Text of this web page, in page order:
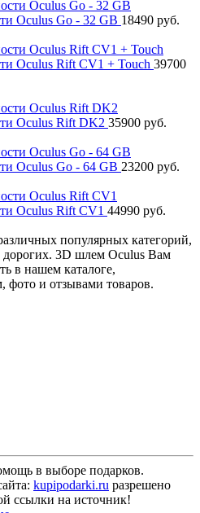
Oculus Go - 32 GB 18490 руб.
Oculus Rift CV1 + Touch 39700
Oculus Rift DK2 35900 руб.
Oculus Go - 64 GB 23200 руб.
Oculus Rift CV1 44990 руб.
популярных категорий,
3D шлем Oculus Вам
в нашем каталоге,
фото и отзывами товаров.
в выборе подарков.
kupipodarki.ru разрешено
ссылки на источник!